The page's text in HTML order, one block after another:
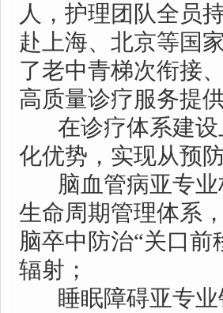
人，护理团队全员
赴上海、北京等国
了老中青梯次衔接
高质量诊疗服务提
在诊疗体系建设
化优势，实现从预
脑血管病亚专业
生命周期管理体系
脑卒中防治“关口
辐射；
睡眠障碍亚专业